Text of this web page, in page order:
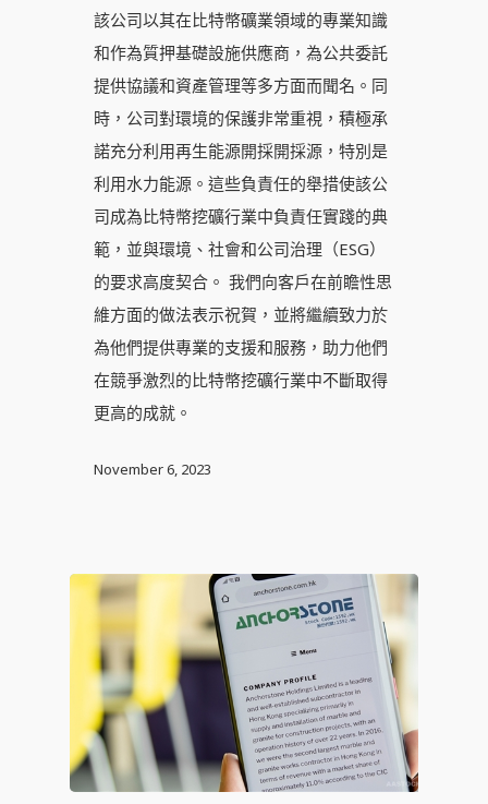
該公司以其在比特幣礦業領域的專業知識
和作為質押基礎設施供應商，為公共委託
提供協議和資產管理等多方面而聞名。同
時，公司對環境的保護非常重視，積極承
諾充分利用再生能源開採開採源，特別是
利用水力能源。這些負責任的舉措使該公
司成為比特幣挖礦行業中負責任實踐的典
範，並與環境、社會和公司治理（ESG）
的要求高度契合。 我們向客戶在前瞻性思
維方面的做法表示祝賀，並將繼續致力於
為他們提供專業的支援和服務，助力他們
在競爭激烈的比特幣挖礦行業中不斷取得
更高的成就。
November 6, 2023